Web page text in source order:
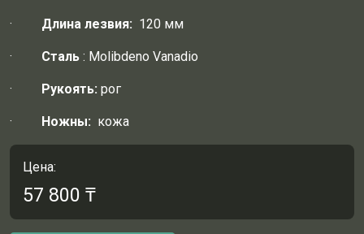
· Длина лезвия: 120 мм
· Сталь : Molibdeno Vanadio
· Рукоять: рог
· Ножны: кожа
Цена:
57 800 ₸